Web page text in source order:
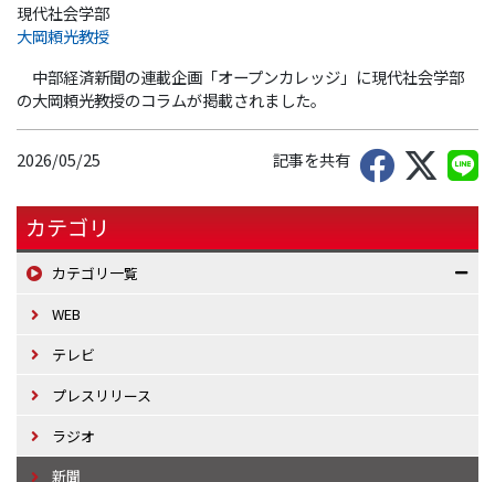
現代社会学部
大岡頼光教授
中部経済新聞の連載企画「オープンカレッジ」に現代社会学部
の大岡頼光教授のコラムが掲載されました。
2026/05/25 記事を共有
カテゴリ
カテゴリ一覧
WEB
テレビ
プレスリリース
ラジオ
新聞